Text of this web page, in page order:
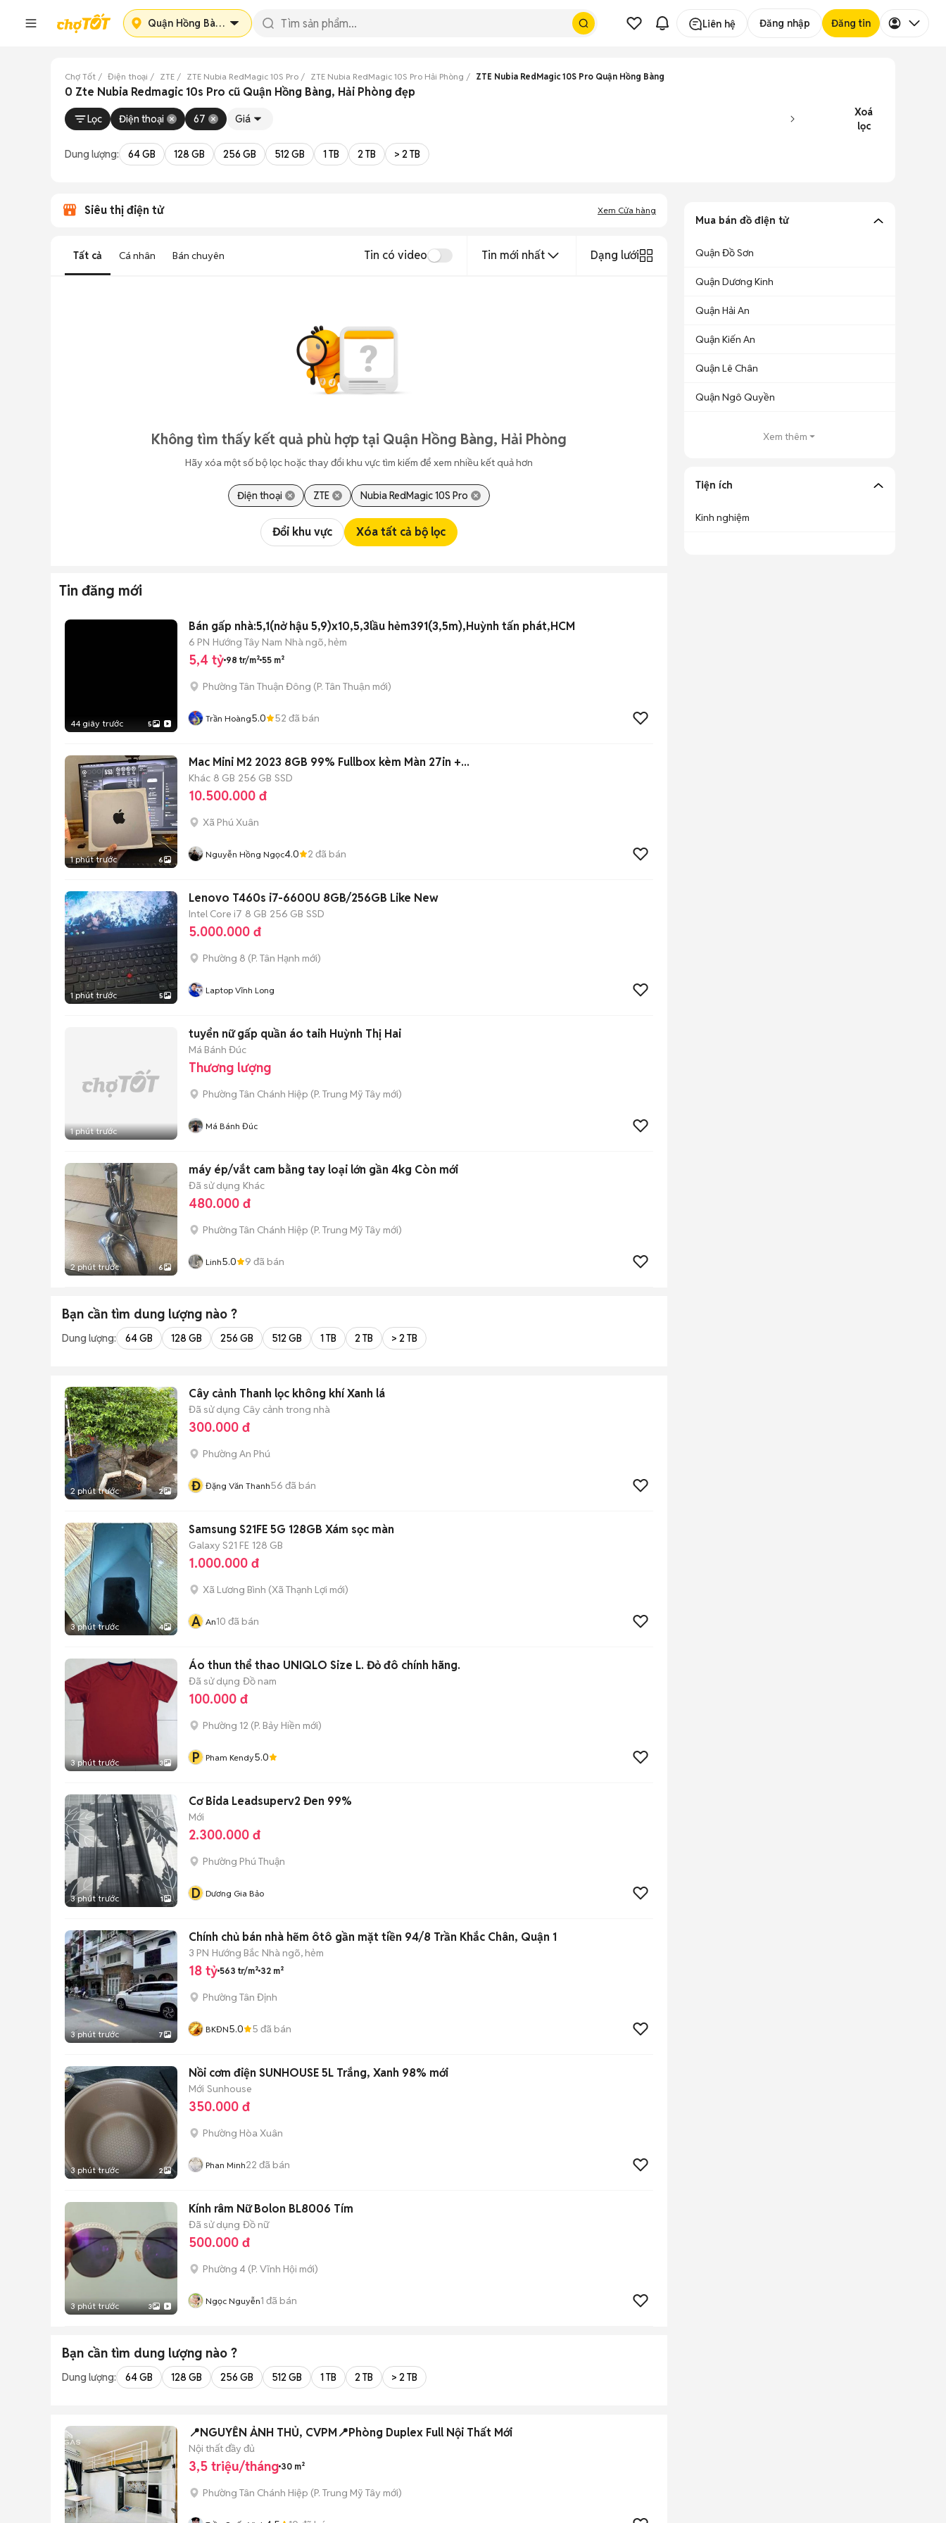
Quận Hồng Bàng Liên hệ Đăng nhập Đăng tin
Chợ Tốt Điện thoại ZTE ZTE Nubia RedMagic 10S Pro ZTE Nubia RedMagic 10S Pro Hải Phòng ZTE Nubia RedMagic 10S Pro Quận Hồng Bàng
0 Zte Nubia Redmagic 10s Pro cũ Quận Hồng Bàng, Hải Phòng đẹp
Lọc Điện thoại 67 Giá
Xoá
lọc
Dung lượng: 64 GB 128 GB 256 GB 512 GB 1 TB 2 TB > 2 TB
Siêu thị điện tử Xem Cửa hàng
Tất cả Cá nhân Bán chuyên Tin có video Tin mới nhất Dạng lưới
Không tìm thấy kết quả phù hợp tại Quận Hồng Bàng, Hải Phòng
Hãy xóa một số bộ lọc hoặc thay đổi khu vực tìm kiếm để xem nhiều kết quả hơn
Điện thoại ZTE Nubia RedMagic 10S Pro
Đổi khu vực Xóa tất cả bộ lọc
Tin đăng mới
44 giây trước 5
Bán gấp nhà:5,1(nở hậu 5,9)x10,5,3lầu hẻm391(3,5m),Huỳnh tấn phát,HCM
6 PN Hướng Tây Nam Nhà ngõ, hẻm
5,4 tỷ 98 tr/m² 55 m²
Phường Tân Thuận Đông (P. Tân Thuận mới)
Trần Hoàng5.0 52 đã bán
1 phút trước 6
Mac Mini M2 2023 8GB 99% Fullbox kèm Màn 27in +...
Khác 8 GB 256 GB SSD
10.500.000 đ
Xã Phú Xuân
Nguyễn Hồng Ngọc4.0 2 đã bán
1 phút trước 5
Lenovo T460s i7-6600U 8GB/256GB Like New
Intel Core i7 8 GB 256 GB SSD
5.000.000 đ
Phường 8 (P. Tân Hạnh mới)
Laptop Vĩnh Long
1 phút trước
tuyển nữ gấp quần áo taih Huỳnh Thị Hai
Má Bánh Đúc
Thương lượng
Phường Tân Chánh Hiệp (P. Trung Mỹ Tây mới)
Má Bánh Đúc
2 phút trước 6
máy ép/vắt cam bằng tay loại lớn gần 4kg Còn mới
Đã sử dụng Khác
480.000 đ
Phường Tân Chánh Hiệp (P. Trung Mỹ Tây mới)
Linh5.0 9 đã bán
Bạn cần tìm dung lượng nào ?
Dung lượng: 64 GB 128 GB 256 GB 512 GB 1 TB 2 TB > 2 TB
2 phút trước 2
Cây cảnh Thanh lọc không khí Xanh lá
Đã sử dụng Cây cảnh trong nhà
300.000 đ
Phường An Phú
Đ Đặng Văn Thanh56 đã bán
3 phút trước 4
Samsung S21FE 5G 128GB Xám sọc màn
Galaxy S21 FE 128 GB
1.000.000 đ
Xã Lương Bình (Xã Thạnh Lợi mới)
A An10 đã bán
3 phút trước 3
Áo thun thể thao UNIQLO Size L. Đỏ đô chính hãng.
Đã sử dụng Đồ nam
100.000 đ
Phường 12 (P. Bảy Hiền mới)
P Pham Kendy5.0
3 phút trước 1
Cơ Bida Leadsuperv2 Đen 99%
Mới
2.300.000 đ
Phường Phú Thuận
D Dương Gia Bảo
3 phút trước 7
Chính chủ bán nhà hẽm ôtô gần mặt tiền 94/8 Trần Khắc Chân, Quận 1
3 PN Hướng Bắc Nhà ngõ, hẻm
18 tỷ 563 tr/m² 32 m²
Phường Tân Định
BKĐN5.0 5 đã bán
3 phút trước 2
Nồi cơm điện SUNHOUSE 5L Trắng, Xanh 98% mới
Mới Sunhouse
350.000 đ
Phường Hòa Xuân
Phan Minh22 đã bán
3 phút trước 3
Kính râm Nữ Bolon BL8006 Tím
Đã sử dụng Đồ nữ
500.000 đ
Phường 4 (P. Vĩnh Hội mới)
Ngọc Nguyễn1 đã bán
Bạn cần tìm dung lượng nào ?
Dung lượng: 64 GB 128 GB 256 GB 512 GB 1 TB 2 TB > 2 TB
📍NGUYỄN ẢNH THỦ, CVPM📍Phòng Duplex Full Nội Thất Mới
Nội thất đầy đủ
3,5 triệu/tháng 30 m²
Phường Tân Chánh Hiệp (P. Trung Mỹ Tây mới)
Mua bán đồ điện tử
Quận Đồ Sơn
Quận Dương Kinh
Quận Hải An
Quận Kiến An
Quận Lê Chân
Quận Ngô Quyền
Xem thêm
Tiện ích
Kinh nghiệm